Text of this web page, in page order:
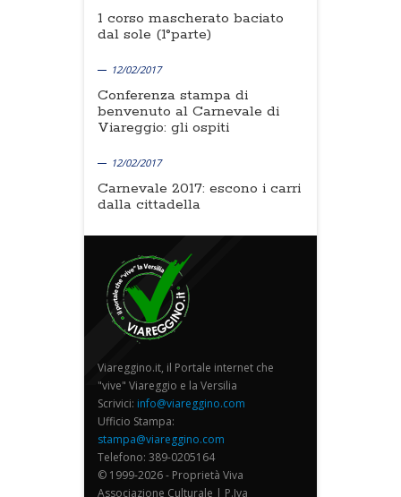
1 corso mascherato baciato
dal sole (1°parte)
12/02/2017
Conferenza stampa di
benvenuto al Carnevale di
Viareggio: gli ospiti
12/02/2017
Carnevale 2017: escono i carri
dalla cittadella
Viareggino.it, il Portale internet che
"vive" Viareggio e la Versilia
Scrivici: info@viareggino.com
Ufficio Stampa:
stampa@viareggino.com
Telefono: 389-0205164
© 1999-2026 - Proprietà Viva
Associazione Culturale | P.Iva